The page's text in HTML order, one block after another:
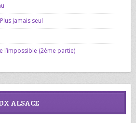
jamais seul
l’impossible (2ème partie)
ALSACE